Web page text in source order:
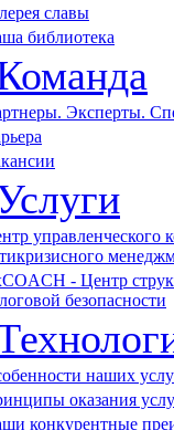
славы
библиотека
Эксперты.
управленческого
- Центр
безопасности
наших
оказания
конкурентные